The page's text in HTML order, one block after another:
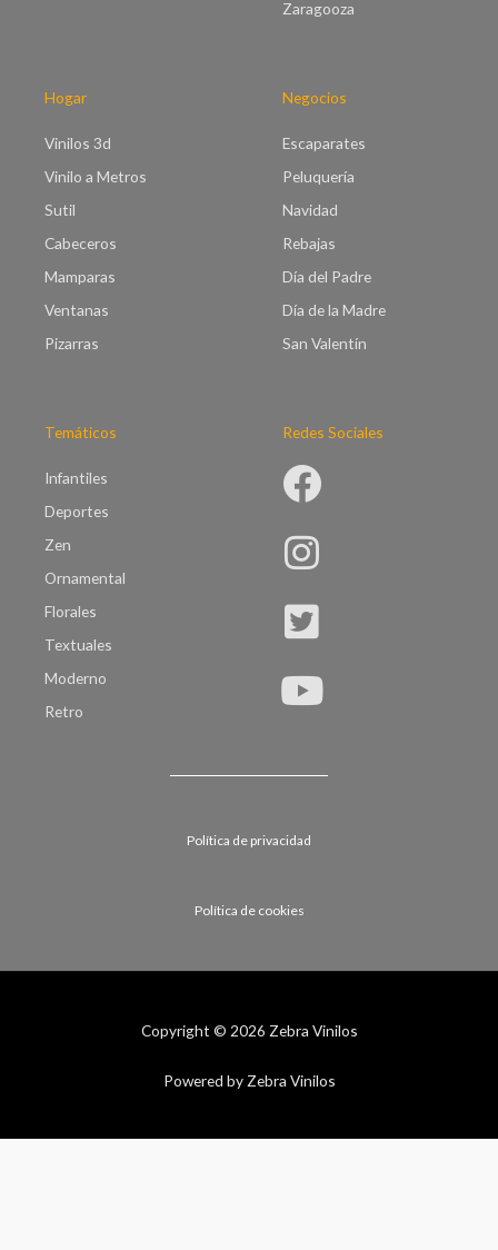
Zaragooza
Hogar
Vinilos 3d
Vinilo a Metros
Sutil
Cabeceros
Mamparas
Ventanas
Pizarras
Negocios
Escaparates
Peluquería
Navidad
Rebajas
Día del Padre
Día de la Madre
San Valentín
Temáticos
Infantiles
Deportes
Zen
Ornamental
Florales
Textuales
Moderno
Retro
Redes Sociales
Política de privacidad
Política de cookies
Copyright © 2026 Zebra Vinilos
Powered by Zebra Vinilos